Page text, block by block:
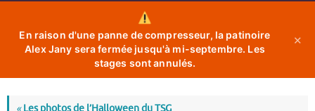
En raison d'une panne de compresseur, la patinoire
Alex Jany sera fermée jusqu'à mi-septembre. Les
stages sont annulés.
✕
«Les photos de l’Halloween du TSG